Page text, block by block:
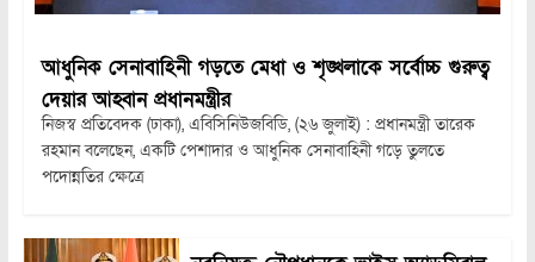
আধুনিক সেনাবাহিনী গড়তে মেধা ও শৃঙ্খলাকে সর্বোচ্চ গুরুত্ব
দেয়ার আহ্বান প্রধানমন্ত্রীর
নিজস্ব প্রতিবেদক (ঢাকা), এবিসিনিউজবিডি, (২৬ জুলাই) : প্রধানমন্ত্রী তারেক
রহমান বলেছেন, একটি পেশাদার ও আধুনিক সেনাবাহিনী গড়ে তুলতে
পদোন্নতির ক্ষেত্রে